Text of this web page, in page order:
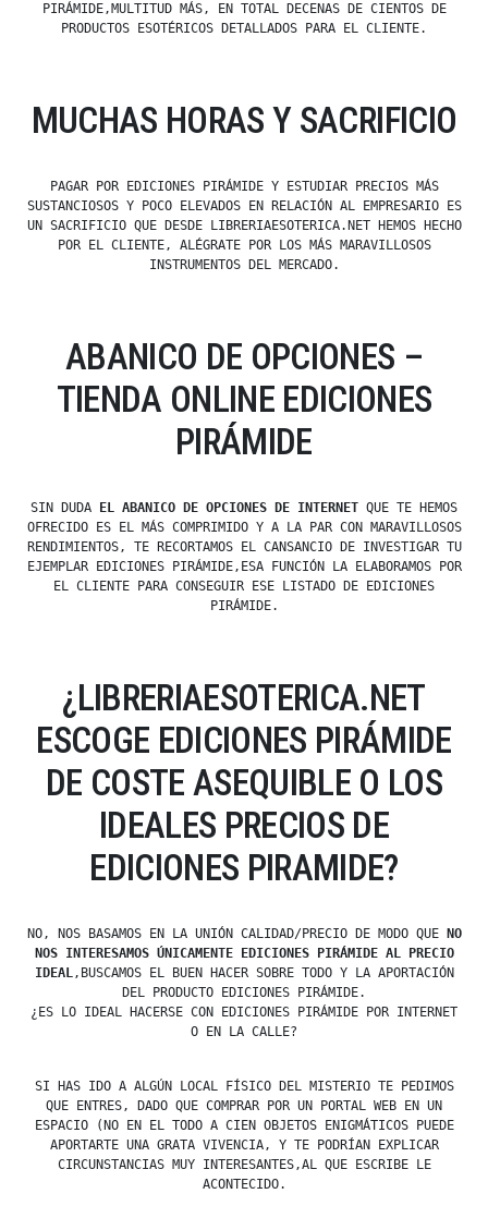
PIRÁMIDE,MULTITUD MÁS, EN TOTAL DECENAS DE CIENTOS DE
PRODUCTOS ESOTÉRICOS DETALLADOS PARA EL CLIENTE.
MUCHAS HORAS Y SACRIFICIO
PAGAR POR EDICIONES PIRÁMIDE Y ESTUDIAR PRECIOS MÁS
SUSTANCIOSOS Y POCO ELEVADOS EN RELACIÓN AL EMPRESARIO ES
UN SACRIFICIO QUE DESDE LIBRERIAESOTERICA.NET HEMOS HECHO
POR EL CLIENTE, ALÉGRATE POR LOS MÁS MARAVILLOSOS
INSTRUMENTOS DEL MERCADO.
ABANICO DE OPCIONES –
TIENDA ONLINE EDICIONES
PIRÁMIDE
SIN DUDA EL ABANICO DE OPCIONES DE INTERNET QUE TE HEMOS
OFRECIDO ES EL MÁS COMPRIMIDO Y A LA PAR CON MARAVILLOSOS
RENDIMIENTOS, TE RECORTAMOS EL CANSANCIO DE INVESTIGAR TU
EJEMPLAR EDICIONES PIRÁMIDE,ESA FUNCIÓN LA ELABORAMOS POR
EL CLIENTE PARA CONSEGUIR ESE LISTADO DE EDICIONES
PIRÁMIDE.
¿LIBRERIAESOTERICA.NET
ESCOGE EDICIONES PIRÁMIDE
DE COSTE ASEQUIBLE O LOS
IDEALES PRECIOS DE
EDICIONES PIRAMIDE?
NO, NOS BASAMOS EN LA UNIÓN CALIDAD/PRECIO DE MODO QUE
NO
NOS INTERESAMOS ÚNICAMENTE EDICIONES PIRÁMIDE AL PRECIO
IDEAL,BUSCAMOS EL BUEN HACER SOBRE TODO Y LA APORTACIÓN
DEL PRODUCTO EDICIONES PIRÁMIDE.
¿ES LO IDEAL HACERSE CON EDICIONES PIRÁMIDE POR INTERNET
O EN LA CALLE?
SI HAS IDO A ALGÚN LOCAL FÍSICO DEL MISTERIO TE PEDIMOS
QUE ENTRES, DADO QUE COMPRAR POR UN PORTAL WEB EN UN
ESPACIO (NO EN EL TODO A CIEN OBJETOS ENIGMÁTICOS PUEDE
APORTARTE UNA GRATA VIVENCIA, Y TE PODRÍAN EXPLICAR
CIRCUNSTANCIAS MUY INTERESANTES,AL QUE ESCRIBE LE
ACONTECIDO.